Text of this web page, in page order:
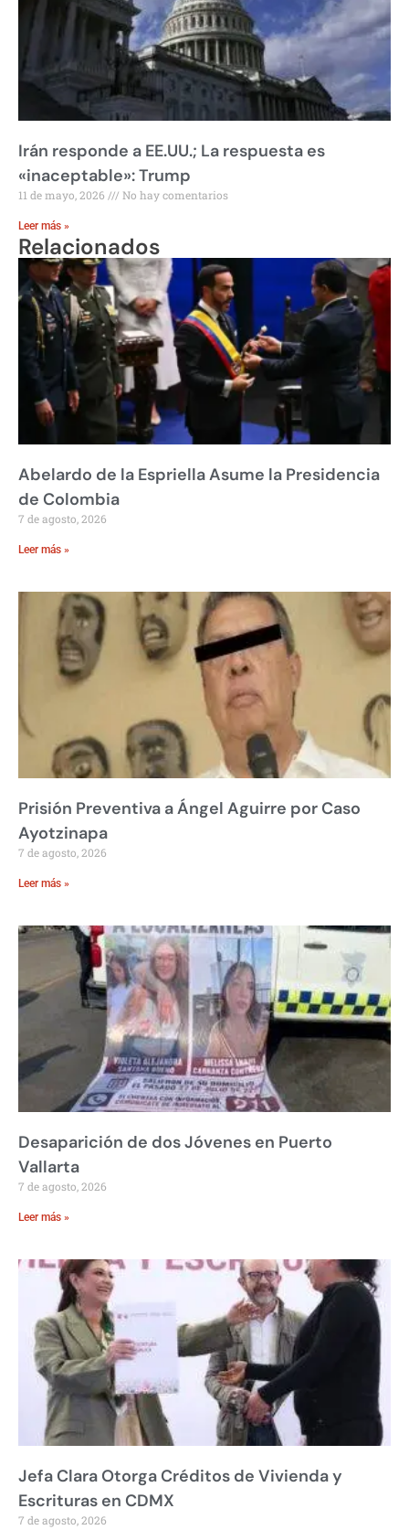
Irán responde a EE.UU.; La respuesta es
«inaceptable»: Trump
11 de mayo, 2026 No hay comentarios
Leer más »
Relacionados
Abelardo de la Espriella Asume la Presidencia
de Colombia
7 de agosto, 2026
Leer más »
Prisión Preventiva a Ángel Aguirre por Caso
Ayotzinapa
7 de agosto, 2026
Leer más »
Desaparición de dos Jóvenes en Puerto
Vallarta
7 de agosto, 2026
Leer más »
Jefa Clara Otorga Créditos de Vivienda y
Escrituras en CDMX
7 de agosto, 2026